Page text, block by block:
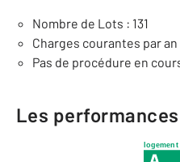
Nombre de Lots : 131
Charges courantes par an
Pas de procédure en
Les